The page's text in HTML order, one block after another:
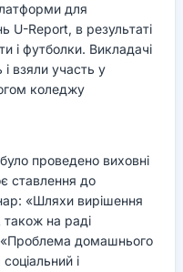
для
U-Report, в результаті
і футболки. Викладачі
взяли участь у
коледжу
проведено виховні
ставлення до
«Шляхи вирішення
на раді
«Проблема домашнього
і